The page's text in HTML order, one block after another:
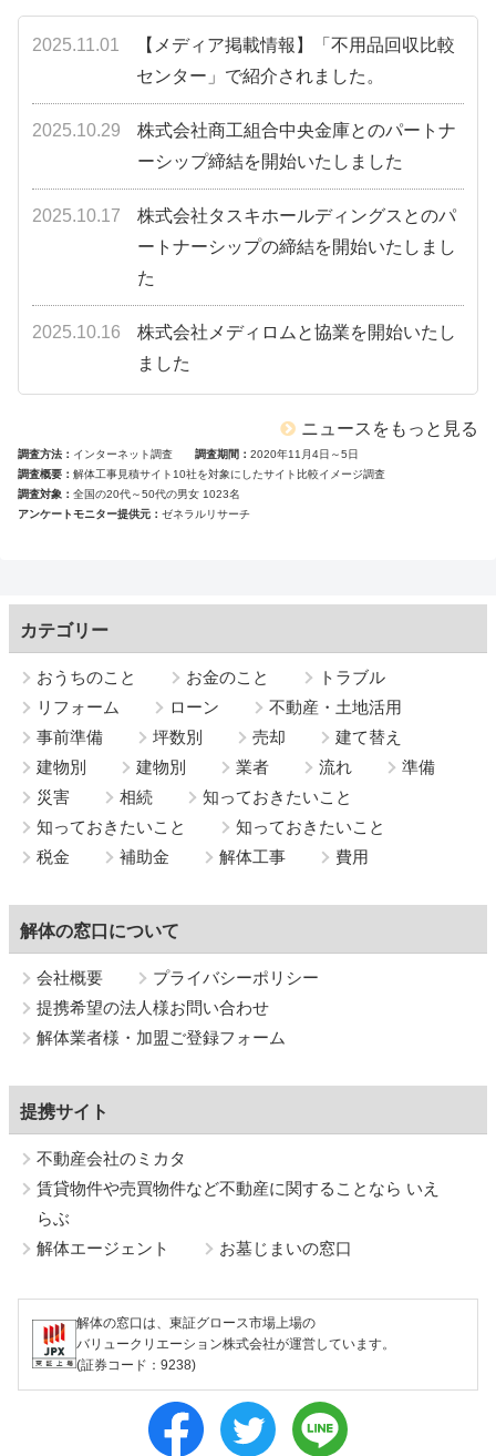
2025.11.01
【メディア掲載情報】「不用品回収比較
センター」で紹介されました。
2025.10.29
株式会社商工組合中央金庫とのパートナ
ーシップ締結を開始いたしました
2025.10.17
株式会社タスキホールディングスとのパ
ートナーシップの締結を開始いたしまし
た
2025.10.16
株式会社メディロムと協業を開始いたし
ました
ニュースをもっと見る
調査方法 インターネット調査 調査期間
2020年11月4日～5日
調査概要
解体工事見積サイト10社を対象にしたサイト比較イメージ調査
調査対象
全国の20代～50代の男女 1023名
アンケートモニター提供元
ゼネラルリサーチ
カテゴリー
おうちのこと お金のこと
トラブル
リフォーム
ローン
不動産・土地活用
事前準備
坪数別 売却
建て替え
建物別
建物別 業者 流れ
準備
災害
相続
知っておきたいこと
知っておきたいこと
知っておきたいこと
税金
補助金 解体工事 費用
解体の窓口について
会社概要
プライバシーポリシー
提携希望の法人様お問い合わせ
解体業者様・加盟ご登録フォーム
提携サイト
不動産会社のミカタ
賃貸物件や売買物件など不動産に関することなら いえ
らぶ
解体エージェント
お墓じまいの窓口
解体の窓口は、東証グロース市場上場の
バリュークリエーション株式会社が運営しています。
(証券コード：9238)